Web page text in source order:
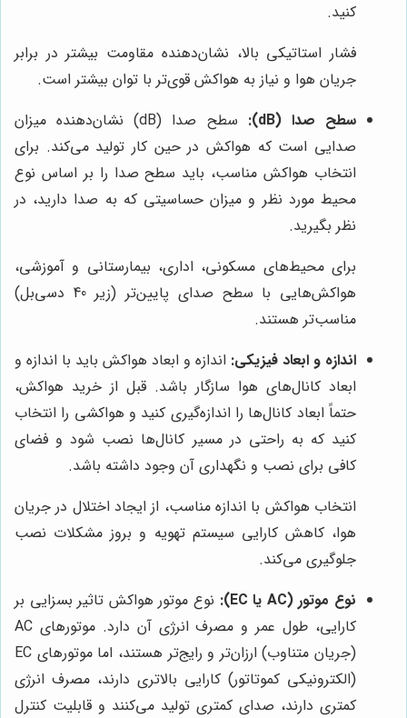
کنید.
فشار استاتیکی بالا، نشان‌دهنده مقاومت بیشتر در برابر
جریان هوا و نیاز به هواکش قوی‌تر با توان بیشتر است.
سطح صدا (dB):
سطح صدا (dB) نشان‌دهنده میزان
صدایی است که هواکش در حین کار تولید می‌کند. برای
انتخاب هواکش مناسب، باید سطح صدا را بر اساس نوع
محیط مورد نظر و میزان حساسیتی که به صدا دارید، در
نظر بگیرید.
برای محیط‌های مسکونی، اداری، بیمارستانی و آموزشی،
هواکش‌هایی با سطح صدای پایین‌تر (زیر 40 دسی‌بل)
مناسب‌تر هستند.
اندازه و ابعاد فیزیکی: اندازه و ابعاد هواکش باید با اندازه و
ابعاد کانال‌های هوا سازگار باشد. قبل از خرید هواکش،
حتماً ابعاد کانال‌ها را اندازه‌گیری کنید و هواکشی را انتخاب
کنید که به راحتی در مسیر کانال‌ها نصب شود و فضای
کافی برای نصب و نگهداری آن وجود داشته باشد.
انتخاب هواکش با اندازه مناسب، از ایجاد اختلال در جریان
هوا، کاهش کارایی سیستم تهویه و بروز مشکلات نصب
جلوگیری می‌کند.
نوع موتور (AC یا EC):
نوع موتور هواکش تاثیر بسزایی بر
کارایی، طول عمر و مصرف انرژی آن دارد. موتورهای AC
(جریان متناوب) ارزان‌تر و رایج‌تر هستند، اما موتورهای EC
(الکترونیکی کموتاتور) کارایی بالاتری دارند، مصرف انرژی
کمتری دارند، صدای کمتری تولید می‌کنند و قابلیت کنترل